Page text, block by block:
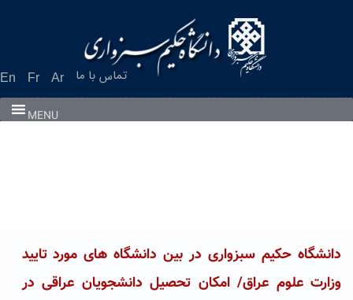
En Fr Ar تماس با ما
MENU
دانشگاه حکیم سبزواری در بین دانشگاه های مورد تایید
وزارت علوم عراق/ امکان تحصیل دانشجویان عراقی در